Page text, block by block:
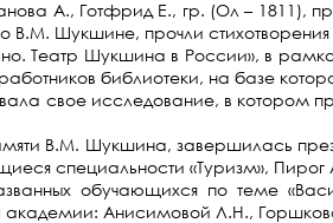
А., Готфрид Е., гр. (Ол –
о В.М. Шукшине, прочли
Театр Шукшина в России», в
библиотеки, на базе
свое исследование, в котором
В.М. Шукшина, завершилась
специальности «Туризм», Пирог
обучающихся по теме
академии: Анисимовой Л.Н.,